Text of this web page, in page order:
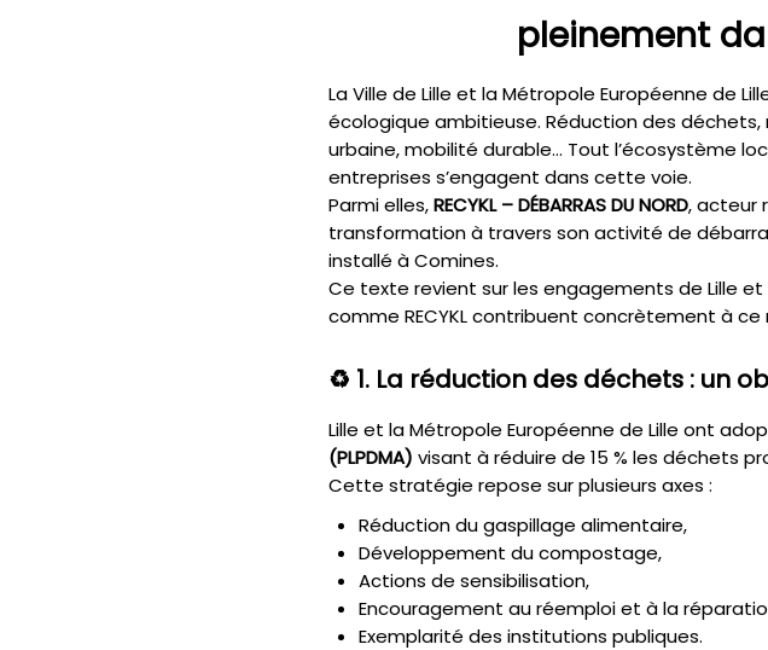
pleinement
La Ville de Lille et la Métropole Européenne de
écologique ambitieuse. Réduction des
urbaine, mobilité durable… Tout l’écosystème
entreprises s’engagent dans cette voie.
Parmi elles,RECYKL – DÉBARRAS DU NORD, acteur
transformation à travers son activité de
installé à Comines.
Ce texte revient sur les engagements de Lille
comme RECYKL contribuent concrètement à
♻️ 1. La réduction des déchets : un
Lille et la Métropole Européenne de Lille ont
(PLPDMA) visant à réduire de 15 % les déchets
Cette stratégie repose sur plusieurs axes :
réduction du gaspillage alimentaire,
développement du compostage,
actions de sensibilisation,
encouragement au réemploi et à la
exemplarité des institutions publiques.